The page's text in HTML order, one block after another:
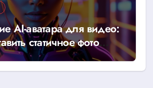
AI-аватара для видео:
статичное фото